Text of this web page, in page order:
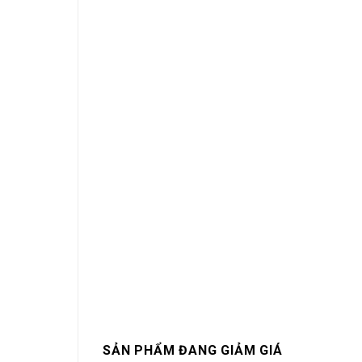
SẢN PHẨM ĐANG GIẢM GIÁ